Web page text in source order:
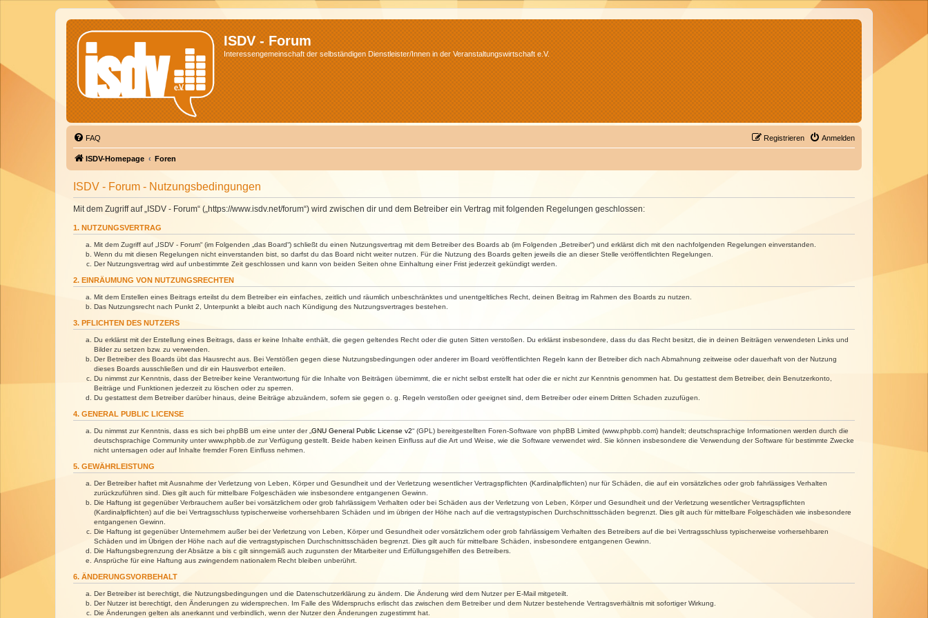
ISDV - Forum
Interessengemeinschaft der selbständigen Dienstleister/Innen in der Veranstaltungswirtschaft e.V.
FAQ Anmelden
Registrieren
ISDV-Homepage Foren
ISDV - Forum - Nutzungsbedingungen
Mit dem Zugriff auf „ISDV - Forum“ („https://www.isdv.net/forum“) wird zwischen dir und dem Betreiber ein Vertrag mit folgenden Regelungen geschlossen:
1. NUTZUNGSVERTRAG
Mit dem Zugriff auf „ISDV - Forum“ (im Folgenden „das Board“) schließt du einen Nutzungsvertrag mit dem Betreiber des Boards ab (im Folgenden „Betreiber“) und erklärst dich mit den nachfolgenden Regelungen einverstanden.
Wenn du mit diesen Regelungen nicht einverstanden bist, so darfst du das Board nicht weiter nutzen. Für die Nutzung des Boards gelten jeweils die an dieser Stelle veröffentlichten Regelungen.
Der Nutzungsvertrag wird auf unbestimmte Zeit geschlossen und kann von beiden Seiten ohne Einhaltung einer Frist jederzeit gekündigt werden.
2. EINRÄUMUNG VON NUTZUNGSRECHTEN
Mit dem Erstellen eines Beitrags erteilst du dem Betreiber ein einfaches, zeitlich und räumlich unbeschränktes und unentgeltliches Recht, deinen Beitrag im Rahmen des Boards zu nutzen.
Das Nutzungsrecht nach Punkt 2, Unterpunkt a bleibt auch nach Kündigung des Nutzungsvertrages bestehen.
3. PFLICHTEN DES NUTZERS
Du erklärst mit der Erstellung eines Beitrags, dass er keine Inhalte enthält, die gegen geltendes Recht oder die guten Sitten verstoßen. Du erklärst insbesondere, dass du das Recht besitzt, die in deinen Beiträgen verwendeten Links und
Bilder zu setzen bzw. zu verwenden.
Der Betreiber des Boards übt das Hausrecht aus. Bei Verstößen gegen diese Nutzungsbedingungen oder anderer im Board veröffentlichten Regeln kann der Betreiber dich nach Abmahnung zeitweise oder dauerhaft von der Nutzung
dieses Boards ausschließen und dir ein Hausverbot erteilen.
Du nimmst zur Kenntnis, dass der Betreiber keine Verantwortung für die Inhalte von Beiträgen übernimmt, die er nicht selbst erstellt hat oder die er nicht zur Kenntnis genommen hat. Du gestattest dem Betreiber, dein Benutzerkonto,
Beiträge und Funktionen jederzeit zu löschen oder zu sperren.
Du gestattest dem Betreiber darüber hinaus, deine Beiträge abzuändern, sofern sie gegen o. g. Regeln verstoßen oder geeignet sind, dem Betreiber oder einem Dritten Schaden zuzufügen.
4. GENERAL PUBLIC LICENSE
Du nimmst zur Kenntnis, dass es sich bei phpBB um eine unter der „ GNU General Public License v2“ (GPL) bereitgestellten Foren-Software von phpBB Limited (www.phpbb.com) handelt; deutschsprachige Informationen werden durch die
deutschsprachige Community unter www.phpbb.de zur Verfügung gestellt. Beide haben keinen Einfluss auf die Art und Weise, wie die Software verwendet wird. Sie können insbesondere die Verwendung der Software für bestimmte Zwecke
nicht untersagen oder auf Inhalte fremder Foren Einfluss nehmen.
5. GEWÄHRLEISTUNG
Der Betreiber haftet mit Ausnahme der Verletzung von Leben, Körper und Gesundheit und der Verletzung wesentlicher Vertragspflichten (Kardinalpflichten) nur für Schäden, die auf ein vorsätzliches oder grob fahrlässiges Verhalten
zurückzuführen sind. Dies gilt auch für mittelbare Folgeschäden wie insbesondere entgangenen Gewinn.
Die Haftung ist gegenüber Verbrauchern außer bei vorsätzlichem oder grob fahrlässigem Verhalten oder bei Schäden aus der Verletzung von Leben, Körper und Gesundheit und der Verletzung wesentlicher Vertragspflichten
(Kardinalpflichten) auf die bei Vertragsschluss typischerweise vorhersehbaren Schäden und im übrigen der Höhe nach auf die vertragstypischen Durchschnittsschäden begrenzt. Dies gilt auch für mittelbare Folgeschäden wie insbesondere
entgangenen Gewinn.
Die Haftung ist gegenüber Unternehmern außer bei der Verletzung von Leben, Körper und Gesundheit oder vorsätzlichem oder grob fahrlässigem Verhalten des Betreibers auf die bei Vertragsschluss typischerweise vorhersehbaren
Schäden und im Übrigen der Höhe nach auf die vertragstypischen Durchschnittsschäden begrenzt. Dies gilt auch für mittelbare Schäden, insbesondere entgangenen Gewinn.
Die Haftungsbegrenzung der Absätze a bis c gilt sinngemäß auch zugunsten der Mitarbeiter und Erfüllungsgehilfen des Betreibers.
Ansprüche für eine Haftung aus zwingendem nationalem Recht bleiben unberührt.
6. ÄNDERUNGSVORBEHALT
Der Betreiber ist berechtigt, die Nutzungsbedingungen und die Datenschutzerklärung zu ändern. Die Änderung wird dem Nutzer per E-Mail mitgeteilt.
Der Nutzer ist berechtigt, den Änderungen zu widersprechen. Im Falle des Widerspruchs erlischt das zwischen dem Betreiber und dem Nutzer bestehende Vertragsverhältnis mit sofortiger Wirkung.
Die Änderungen gelten als anerkannt und verbindlich, wenn der Nutzer den Änderungen zugestimmt hat.